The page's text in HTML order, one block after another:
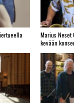
Marius Neset
kevään